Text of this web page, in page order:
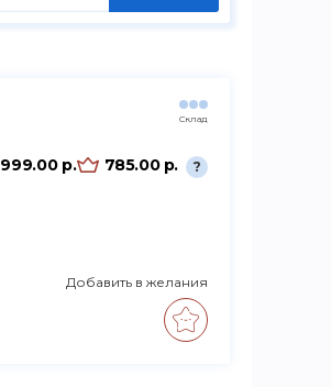
Склад
999.00 р. 785.00 р. ?
Добавить в желания